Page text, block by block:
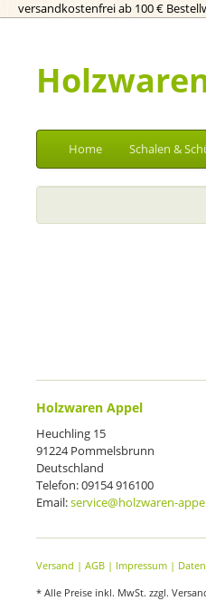
versandkostenfrei ab 100 €
Home Schalen &
Holzwaren Appel
Heuchling 15
91224 Pommelsbrunn
Deutschland
Telefon: 09154 916100
Email:service@holzwaren-
Versand | AGB | Impressum |
* Alle Preise inkl. MwSt. zzgl.